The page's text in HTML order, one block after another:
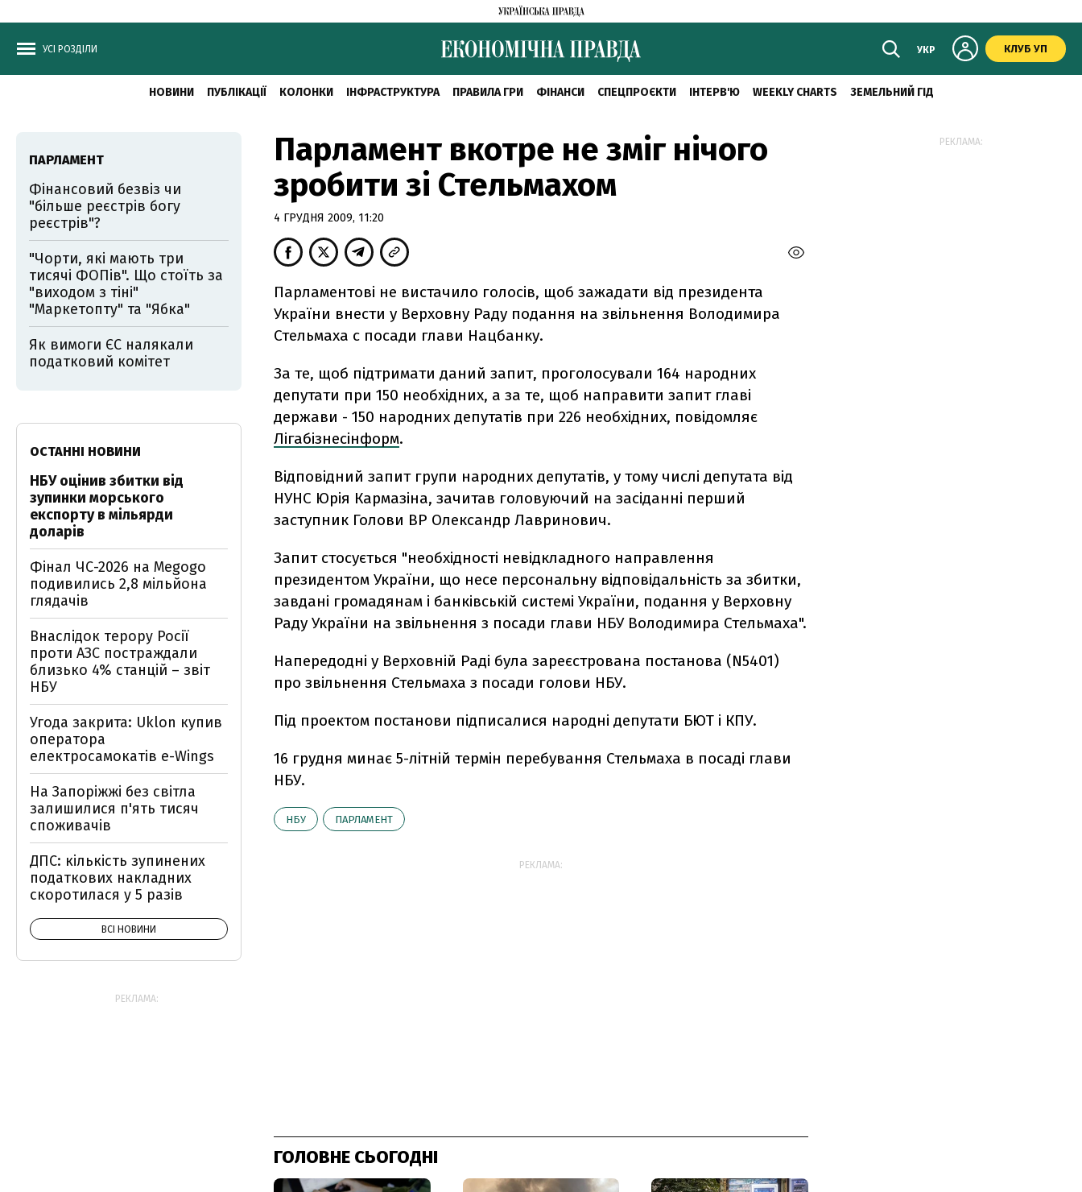
УСІ РОЗДІЛИ УКР КЛУБ УП
НОВИНИ ПУБЛІКАЦІЇ КОЛОНКИ ІНФРАСТРУКТУРА ПРАВИЛА ГРИ ФІНАНСИ СПЕЦПРОЄКТИ ІНТЕРВ'Ю WEEKLY CHARTS ЗЕМЕЛЬНИЙ ГІД
Парламент вкотре не зміг нічого
зробити зі Стельмахом
4 ГРУДНЯ 2009, 11:20
Парламентові не вистачило голосів, щоб зажадати від президента
України внести у Верховну Раду подання на звільнення Володимира
Стельмаха с посади глави Нацбанку.
За те, щоб підтримати даний запит, проголосували 164 народних
депутати при 150 необхідних, а за те, щоб направити запит главі
держави - 150 народних депутатів при 226 необхідних, повідомляє
Лігабізнесінформ.
Відповідний запит групи народних депутатів, у тому числі депутата від
НУНС Юрія Кармазіна, зачитав головуючий на засіданні перший
заступник Голови ВР Олександр Лавринович.
Запит стосується "необхідності невідкладного направлення
президентом України, що несе персональну відповідальність за збитки,
завдані громадянам і банківській системі України, подання у Верховну
Раду України на звільнення з посади глави НБУ Володимира Стельмаха".
Напередодні у Верховній Раді була зареєстрована постанова (N5401)
про звільнення Стельмаха з посади голови НБУ.
Під проектом постанови підписалися народні депутати БЮТ і КПУ.
16 грудня минає 5-літній термін перебування Стельмаха в посаді глави
НБУ.
НБУ ПАРЛАМЕНТ
РЕКЛАМА:
ГОЛОВНЕ СЬОГОДНІ
ПАРЛАМЕНТ
Фінансовий безвіз чи
"більше реєстрів богу
реєстрів"?
"Чорти, які мають три
тисячі ФОПів". Що стоїть за
"виходом з тіні"
"Маркетопту" та "Ябка"
Як вимоги ЄС налякали
податковий комітет
ОСТАННІ НОВИНИ
НБУ оцінив збитки від
зупинки морського
експорту в мільярди
доларів
Фінал ЧС-2026 на Megogo
подивились 2,8 мільйона
глядачів
Внаслідок терору Росії
проти АЗС постраждали
близько 4% станцій – звіт
НБУ
Угода закрита: Uklon купив
оператора
електросамокатів e-Wings
На Запоріжжі без світла
залишилися п'ять тисяч
споживачів
ДПС: кількість зупинених
податкових накладних
скоротилася у 5 разів
ВСІ НОВИНИ
РЕКЛАМА:
РЕКЛАМА: